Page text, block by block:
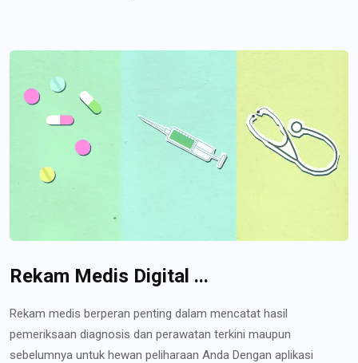
Rekam Medis Digital ...
Rekam medis berperan penting dalam mencatat hasil
pemeriksaan diagnosis dan perawatan terkini maupun
sebelumnya untuk hewan peliharaan Anda Dengan aplikasi